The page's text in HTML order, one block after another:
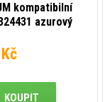
kompatibilní
azurový
KOUPIT